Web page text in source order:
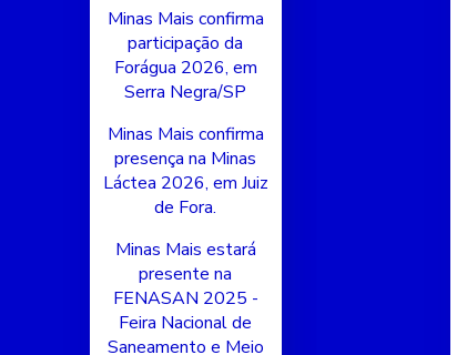
Minas Mais confirma
participação da
Forágua 2026, em
Serra Negra/SP
Minas Mais confirma
presença na Minas
Láctea 2026, em Juiz
de Fora.
Minas Mais estará
presente na
FENASAN 2025 -
Feira Nacional de
Saneamento e Meio